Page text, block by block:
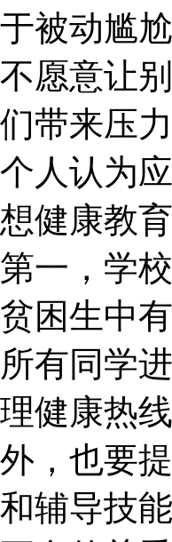
于被动尴
不愿意让
们带来压
个人认为
想健康教育
第一，学
贫困生中
所有同学
理健康热
外，也要
和辅导技